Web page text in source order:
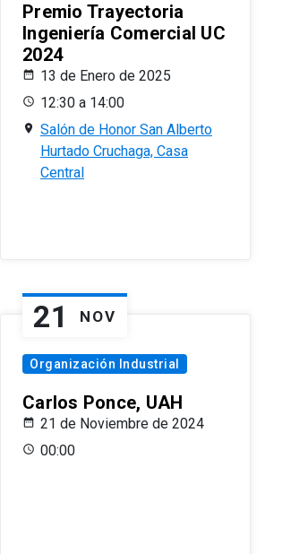
Premio Trayectoria
Ingeniería Comercial UC
2024
13 de Enero de 2025
12:30 a 14:00
Salón de Honor San Alberto
Hurtado Cruchaga, Casa
Central
21 NOV
Organización Industrial
Carlos Ponce, UAH
21 de Noviembre de 2024
00:00